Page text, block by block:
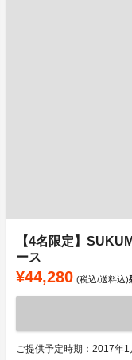
【4名限定】
ース
¥44,280 (税込/送料込)
ご提供予定時期：2017年1